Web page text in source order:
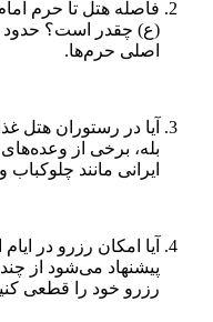
فاصله هتل تا حرم
اصلی حرم‌ها.
آیا در رستوران هتل
بله، برخی از
ایرانی مانند
آیا امکان رزرو در
پیشنهاد می‌شود از
رزرو خود را قطعی